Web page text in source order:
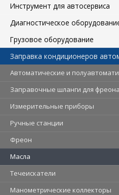
Инструмент для автосервиса
Диагностическое
Грузовое оборудование
Заправка кондиционеров
Автоматические и
Заправочные шланги для фреона
Измерительные приборы
Ручные станции
Фреон
Масла
Течеискатели
Манометрические коллекторы